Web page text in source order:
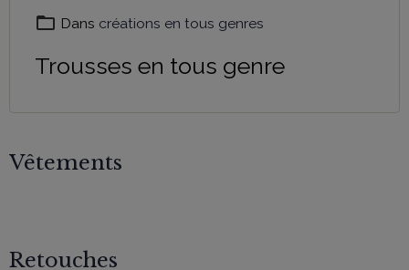
Dans créations en tous genres
Trousses en tous genre
Vêtements
Retouches